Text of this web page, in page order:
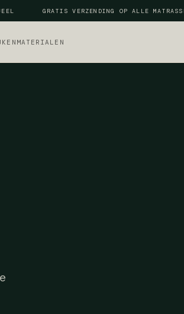
GRATIS VERZENDING OP ALLE MATRASSEN
MATERIALEN